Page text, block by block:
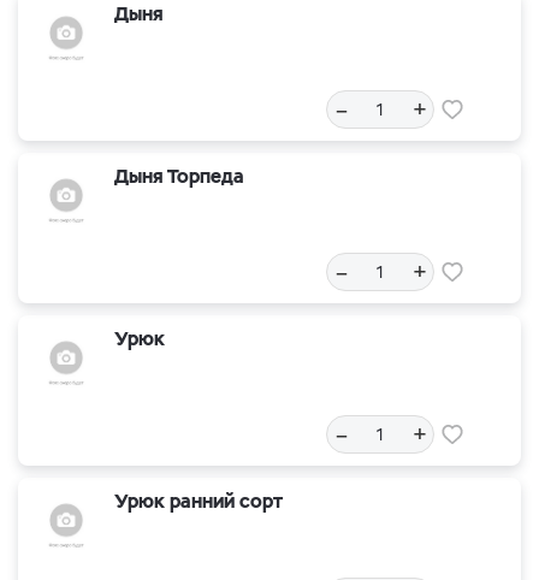
Дыня
– +
Дыня Торпеда
– +
Урюк
– +
Урюк ранний сорт